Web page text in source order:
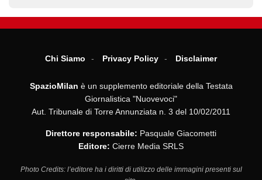
Chi Siamo Privacy Policy Disclaimer
SpazioMilan è un supplemento editoriale della Testata
Giornalistica "Nuovevoci"
Aut. Tribunale di Torre Annunziata n. 3 del 10/02/2011
Direttore responsabile: Pasquale Giacometti
Editore: Cierre Media SRLS
Photo Credits: l’editore ha i diritti di utilizzo delle immagini presenti sul